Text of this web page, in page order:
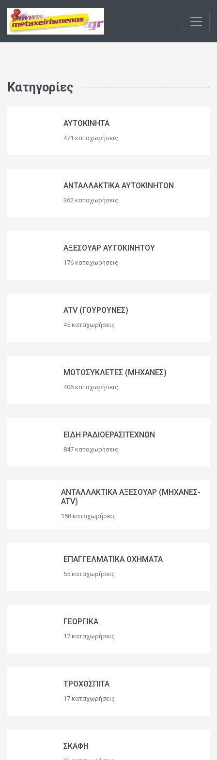
Κατηγορίες
ΑΥΤΟΚΙΝΗΤΑ
471 καταχωρήσεις
ΑΝΤΑΛΛΑΚΤΙΚΑ ΑΥΤΟΚΙΝΗΤΩΝ
362 καταχωρήσεις
ΑΞΕΣΟΥΑΡ ΑΥΤΟΚΙΝΗΤΟΥ
176 καταχωρήσεις
ATV (ΓΟΥΡΟΥΝΕΣ)
45 καταχωρήσεις
ΜΟΤΟΣΥΚΛΕΤΕΣ (ΜΗΧΑΝΕΣ)
406 καταχωρήσεις
ΕΙΔΗ ΡΑΔΙΟΕΡΑΣΙΤΕΧΝΩΝ
847 καταχωρήσεις
ΑΝΤΑΛΛΑΚΤΙΚΑ ΑΞΕΣΟΥΑΡ (ΜΗΧΑΝΕΣ-
ATV)
158 καταχωρήσεις
ΕΠΑΓΓΕΛΜΑΤΙΚΑ ΟΧΗΜΑΤΑ
55 καταχωρήσεις
ΓΕΩΡΓΙΚΑ
17 καταχωρήσεις
ΤΡΟΧΟΣΠΙΤΑ
17 καταχωρήσεις
ΣΚΑΦΗ